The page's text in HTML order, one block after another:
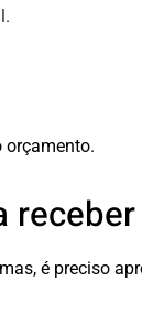
orçamento.
é preciso